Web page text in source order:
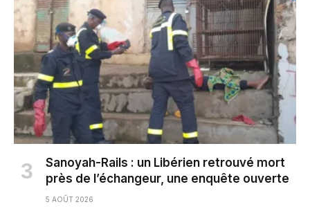
Sanoyah-Rails : un Libérien retrouvé mort
près de l’échangeur, une enquête ouverte
5 AOÛT 2026